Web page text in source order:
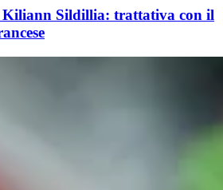
Kiliann Sildillia: trattativa con il